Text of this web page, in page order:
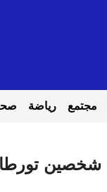
مجتمع رياضة
شخصين